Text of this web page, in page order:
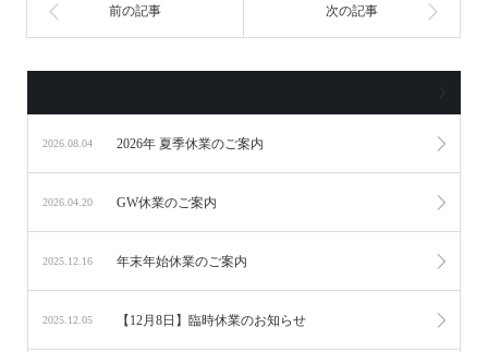
2026.08.04 2026年 夏季休業のご案内
2026.04.20 GW休業のご案内
2025.12.16 年末年始休業のご案内
2025.12.05 【12月8日】臨時休業のお知らせ